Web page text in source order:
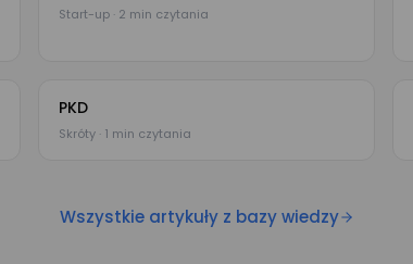
Start-up · 2 min czytania
PKD
Skróty · 1 min czytania
Wszystkie artykuły z bazy wiedzy